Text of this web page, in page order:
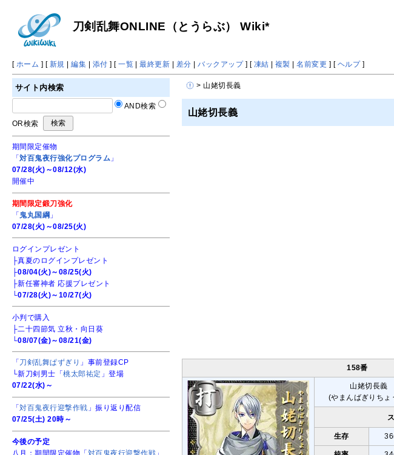
刀剣乱舞ONLINE（とうらぶ） Wiki*
[ ホーム ] [ 新規 |編集 | 添付 ] [一覧 |最終更新 | 差分 |バックアップ] [ 凍結 | 複製 |名前変更 ] [ ヘルプ]
> 山姥切長義
山姥切長義
158番
山姥切長義
(やまんばぎりちょ
生存
サイト内検索
AND検索
OR検索
期間限定催物
「対百鬼夜行強化プログラム 」
07/28(火)～08/12(水)
開催中
期間限定鍛刀強化
「 鬼丸国綱 」
07/28(火)～08/25(火)
ログインプレゼント
├真夏のログインプレゼント
├08/04(火)～08/25(火)
├新任審神者 応援プレゼント
└07/28(火)～10/27(火)
小判で購入
├二十四節気 立秋・向日葵
└08/07(金)～08/21(金)
「 刀剣乱舞ぱずぎり 」事前登録CP
└新刀剣男士「桃太郎祐定 」登場
07/22(水)～
「対百鬼夜行迎撃作戦 」振り返り配信
07/25(土) 20時～
今後の予定
八月：期間限定催物「 対百鬼夜行迎撃作戦 」